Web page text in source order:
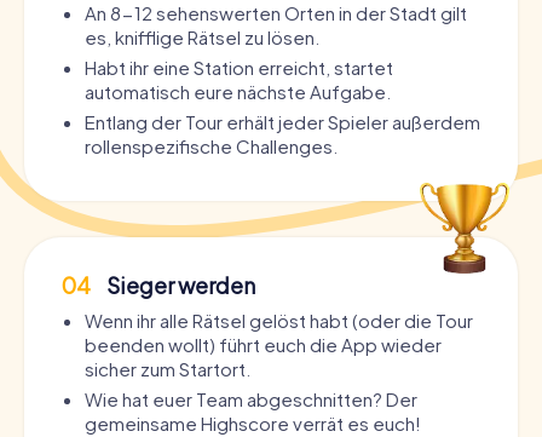
An 8-12 sehenswerten Orten in der Stadt gilt
es, knifflige Rätsel zu lösen.
Habt ihr eine Station erreicht, startet
automatisch eure nächste Aufgabe.
Entlang der Tour erhält jeder Spieler außerdem
rollenspezifische Challenges.
04 Sieger werden
Wenn ihr alle Rätsel gelöst habt (oder die Tour
beenden wollt) führt euch die App wieder
sicher zum Startort.
Wie hat euer Team abgeschnitten? Der
gemeinsame Highscore verrät es euch!